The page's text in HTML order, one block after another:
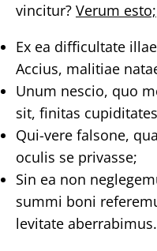
vincitur? Verum esto;
Ex ea difficultate
Accius, malitiae
Unum nescio, quo
sit, finitas
Qui-vere falsone,
oculis se privasse;
Sin ea non
summi boni
levitate aberrabimus.